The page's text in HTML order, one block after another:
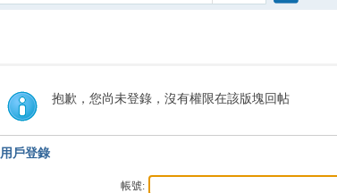
索
抱歉，您尚未登錄，沒有權限在該版塊回帖
用戶登錄
帳號: